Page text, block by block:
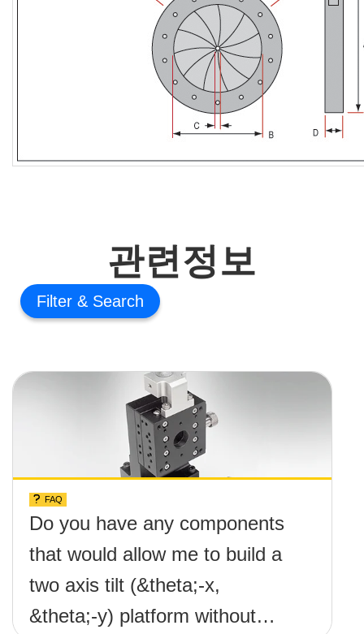
관련정보
Filter
FAQ
Do you have any components
that would allow me to build a
two axis tilt (&theta;-x,
&theta;-y) platform without